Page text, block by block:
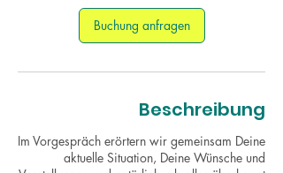
i
n
.
Buchung anfragen
Beschreibung
Im Vorgespräch erörtern wir gemeinsam Deine
aktuelle Situation, Deine Wünsche und